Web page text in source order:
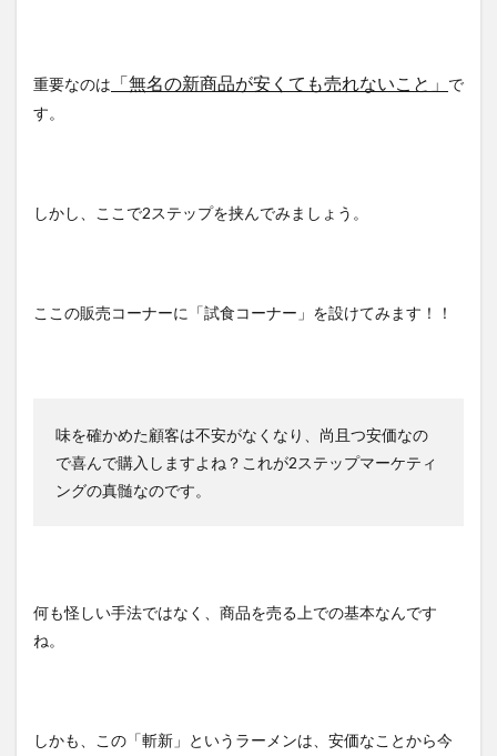
重要なのは 「無名の新商品が安くても売れないこと」 で
す。
しかし、ここで2ステップを挟んでみましょう。
ここの販売コーナーに「試食コーナー」を設けてみます！！
味を確かめた顧客は不安がなくなり、尚且つ安価なの
で喜んで購入しますよね？これが2ステップマーケティ
ングの真髄なのです。
何も怪しい手法ではなく、商品を売る上での基本なんです
ね。
しかも、この「斬新」というラーメンは、安価なことから今